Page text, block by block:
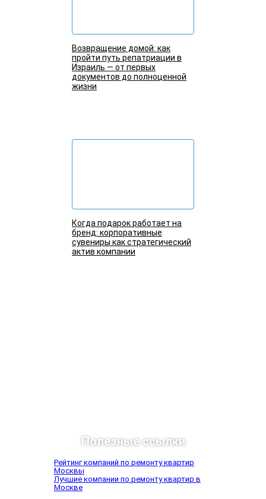
Возвращение домой: как
пройти путь репатриации в
Израиль — от первых
документов до полноценной
жизни
Когда подарок работает на
бренд: корпоративные
сувениры как стратегический
актив компании
Полезные ссылки
Рейтинг компаний по ремонту квартир
Москвы
Лучшие компании по ремонту квартир в
Москве